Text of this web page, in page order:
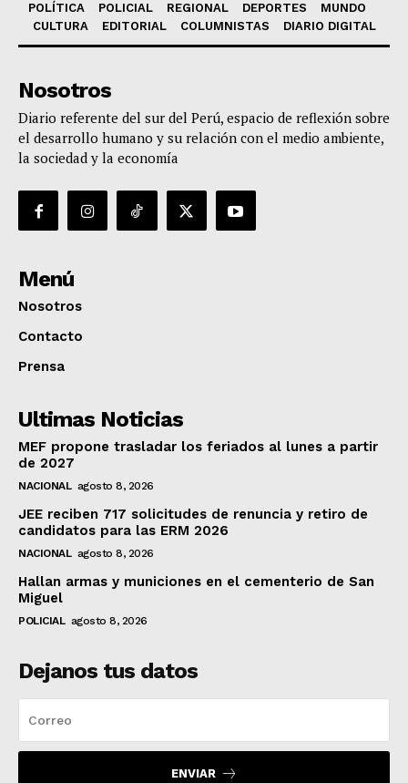
POLÍTICA POLICIAL REGIONAL DEPORTES
MUNDO
CULTURA
EDITORIAL COLUMNISTAS DIARIO DIGITAL
Nosotros
Diario referente del sur del Perú, espacio de reflexión sobre
el desarrollo humano y su relación con el medio ambiente,
la sociedad y la economía
Menú
Nosotros
Contacto
Prensa
Ultimas Noticias
MEF propone trasladar los feriados al lunes a partir
de 2027
NACIONAL agosto 8, 2026
JEE reciben 717 solicitudes de renuncia y retiro de
candidatos para las ERM 2026
NACIONAL agosto 8, 2026
Hallan armas y municiones en el cementerio de San
Miguel
POLICIAL agosto 8, 2026
Dejanos tus datos
ENVIAR